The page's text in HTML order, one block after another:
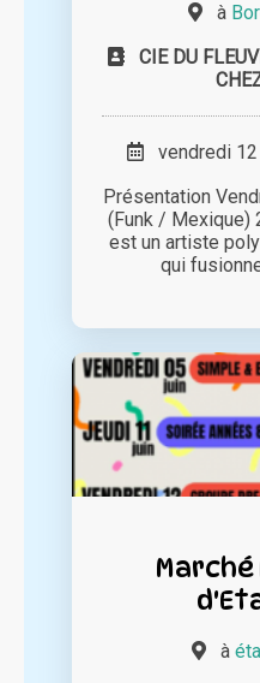
à
CIE DU
vendredi 12
Présentation
(Funk / Mexique)
est un artiste
qui fusionne
Marché
à